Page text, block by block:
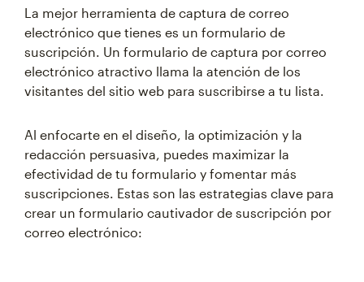
La mejor herramienta de captura de correo
electrónico que tienes es un formulario de
suscripción. Un formulario de captura por correo
electrónico atractivo llama la atención de los
visitantes del sitio web para suscribirse a tu lista.
Al enfocarte en el diseño, la optimización y la
redacción persuasiva, puedes maximizar la
efectividad de tu formulario y fomentar más
suscripciones. Estas son las estrategias clave para
crear un formulario cautivador de suscripción por
correo electrónico: